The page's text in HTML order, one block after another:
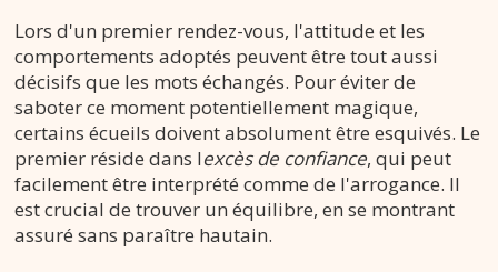
Lors d'un premier rendez-vous, l'attitude et les
comportements adoptés peuvent être tout aussi
décisifs que les mots échangés. Pour éviter de
saboter ce moment potentiellement magique,
certains écueils doivent absolument être esquivés. Le
premier réside dans lexcès de confiance, qui peut
facilement être interprété comme de l'arrogance. Il
est crucial de trouver un équilibre, en se montrant
assuré sans paraître hautain.